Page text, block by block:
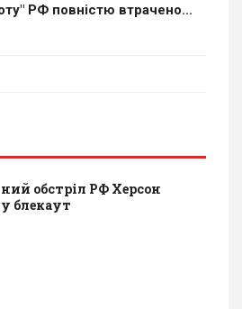
РФ повністю втрачено...
обстріл РФ Херсон
блекаут